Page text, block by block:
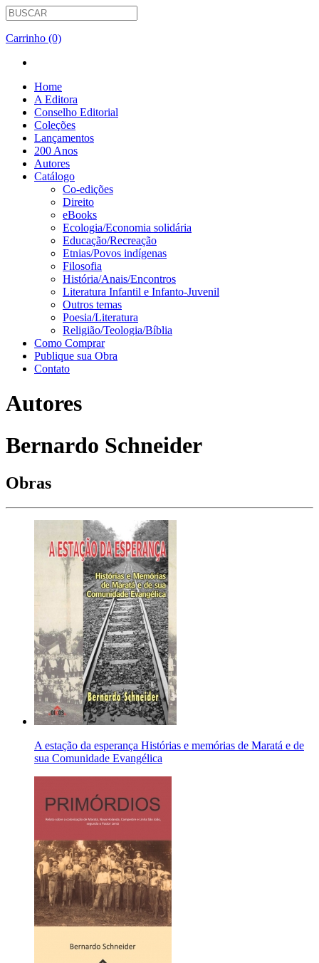
Carrinho (0)
Home
A Editora
Conselho Editorial
Coleções
Lançamentos
200 Anos
Autores
Catálogo
Co-edições
Direito
eBooks
Ecologia/Economia solidária
Educação/Recreação
Etnias/Povos indígenas
Filosofia
História/Anais/Encontros
Literatura Infantil e Infanto-Juvenil
Outros temas
Poesia/Literatura
Religião/Teologia/Bíblia
Como Comprar
Publique sua Obra
Contato
Autores
Bernardo Schneider
Obras
A estação da esperança Histórias e memórias de Maratá e de
sua Comunidade Evangélica